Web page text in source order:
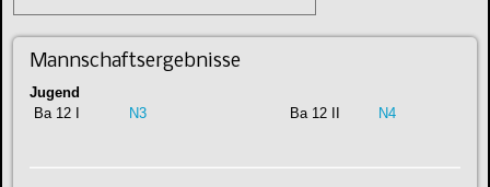
Mannschaftsergebnisse
Jugend
Ba 12 I
N3 Ba 12 II N4